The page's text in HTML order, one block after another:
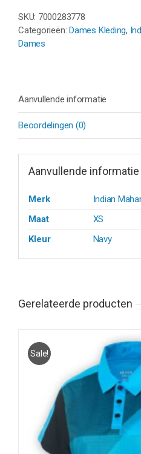
IN
1
SKU: 7000283778
Categorieën:Dames Kleding,
Dames
Aanvullende informatie
Beoordelingen (0)
Aanvullende informatie
Merk
Indian
Maat
XS
Kleur
Navy
Gerelateerde producten
Sale!